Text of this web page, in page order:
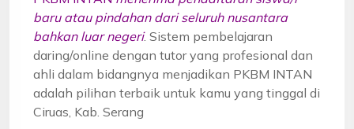
baru atau pindahan dari seluruh nusantara
bahkan luar negeri. Sistem pembelajaran
daring/online dengan tutor yang profesional dan
ahli dalam bidangnya menjadikan PKBM INTAN
adalah pilihan terbaik untuk kamu yang tinggal di
Ciruas, Kab. Serang